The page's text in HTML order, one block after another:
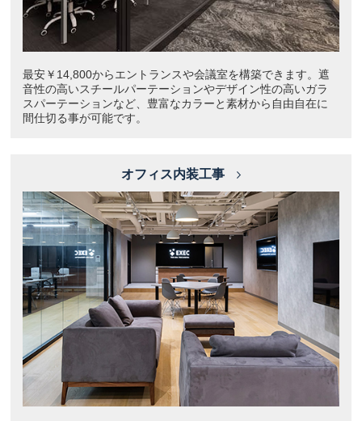
最安￥14,800からエントランスや会議室を構築できます。遮
音性の高いスチールパーテーションやデザイン性の高いガラ
スパーテーションなど、豊富なカラーと素材から自由自在に
間仕切る事が可能です。
オフィス内装工事